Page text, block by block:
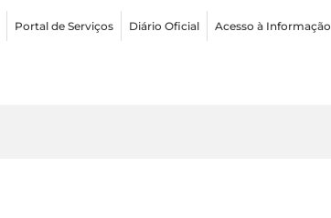
Portal de Serviços Diário Oficial Acesso à Informação